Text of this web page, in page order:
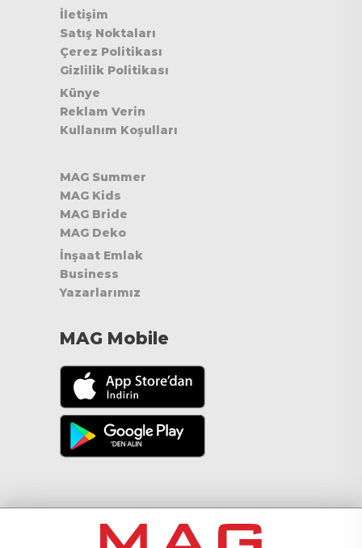
İletişim
Satış Noktaları
Çerez Politikası
Gizlilik Politikası
Künye
Reklam Verin
Kullanım Koşulları
MAG Summer
MAG Kids
MAG Bride
MAG Deko
İnşaat Emlak
Business
Yazarlarımız
MAG Mobile